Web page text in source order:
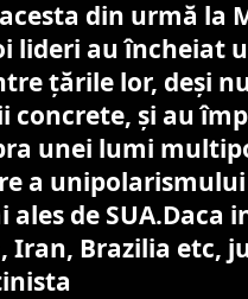
din urmă la
lideri au încheiat
ţările lor, deşi
concrete, şi au
unei lumi
a
ales de SUA.Daca
Iran, Brazilia etc,